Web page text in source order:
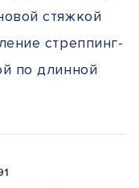
стяжкой
стреппинг-
по длинной